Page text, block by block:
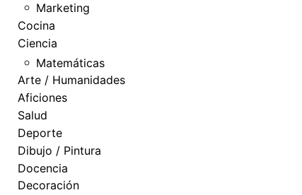
Marketing
Cocina
Ciencia
Matemáticas
Arte / Humanidades
Aficiones
Salud
Deporte
Dibujo / Pintura
Docencia
Decoración